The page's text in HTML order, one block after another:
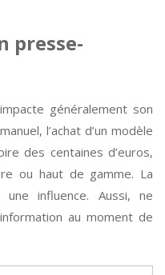
presse-
généralement son
l’achat d’un modèle
des centaines d’euros,
ou haut de gamme. La
influence. Aussi, ne
au moment de